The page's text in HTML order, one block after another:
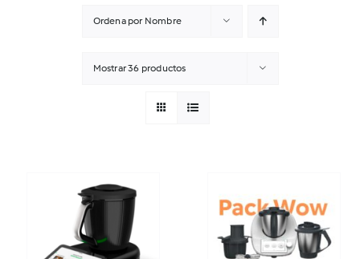
Ordena por Nombre
Mostrar36 productos